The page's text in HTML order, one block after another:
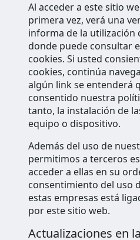
Al acceder a este sitio
primera vez, verá una
informa de la utilización
donde puede consultar
cookies. Si usted
cookies, continúa
algún link se entenderá
consentido nuestra
tanto, la instalación de
equipo o dispositivo.
Además del uso de
permitimos a terceros
acceder a ellas en su
consentimiento del uso
estas empresas está
por este sitio web.
Actualizaciones en